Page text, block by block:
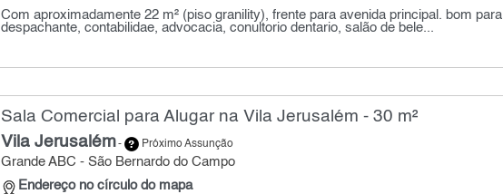
Com aproximadamente 22 m² (piso granility), frente para avenida principal. bom para
despachante, contabilidae, advocacia, conultorio dentario, salão de bele...
Sala Comercial para Alugar na Vila Jerusalém - 30 m²
Vila Jerusalém- Próximo Assunção
Grande ABC - São Bernardo do Campo
Endereço no círculo do mapa